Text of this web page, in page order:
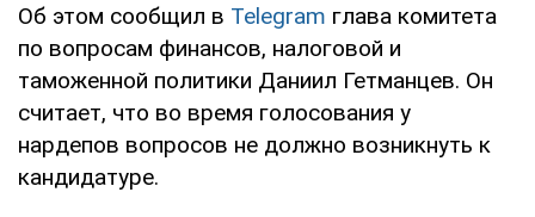
Об этом сообщил в Telegram глава комитета
по вопросам финансов, налоговой и
таможенной политики Даниил Гетманцев. Он
считает, что во время голосования у
нардепов вопросов не должно возникнуть к
кандидатуре.